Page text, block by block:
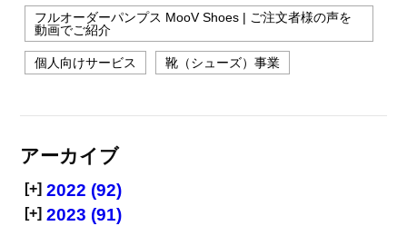
フルオーダーパンプス MooV Shoes | ご注文者様の声を
動画でご紹介
個人向けサービス 靴（シューズ）事業
アーカイブ
[+] 2022 (92)
[+] 2023 (91)